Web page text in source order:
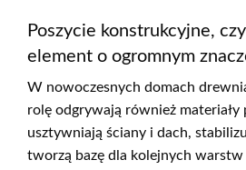
Poszycie konstrukcyjne,
element o ogromnym
W nowoczesnych domach
rolę odgrywają również materiały
usztywniają ściany i dach,
tworzą bazę dla kolejnych warstw